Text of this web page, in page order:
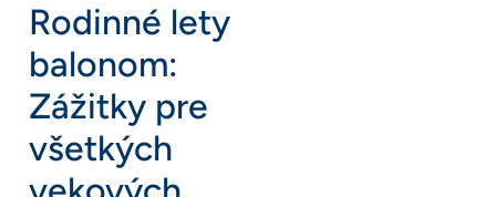
Rodinné lety
balonom:
Zážitky pre
všetkých